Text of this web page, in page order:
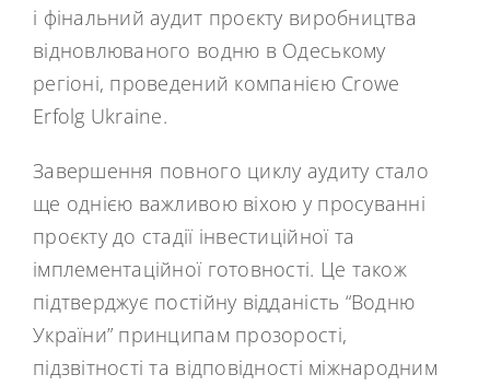
і фінальний аудит проєкту виробництва
відновлюваного водню в Одеському
регіоні, проведений компанією Crowe
Erfolg Ukraine.
Завершення повного циклу аудиту стало
ще однією важливою віхою у просуванні
проєкту до стадії інвестиційної та
імплементаційної готовності. Це також
підтверджує постійну відданість “Водню
України” принципам прозорості,
підзвітності та відповідності міжнародним